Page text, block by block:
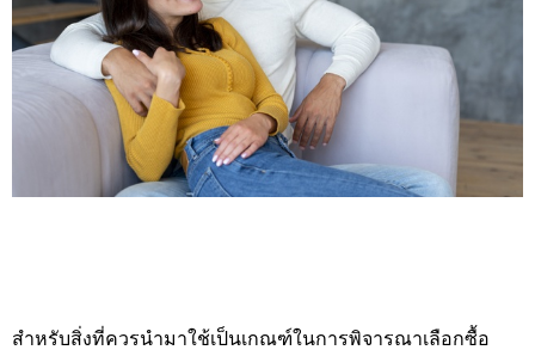
สำหรับสิ่งที่ควรนำมาใช้เป็นเกณฑ์ในการพิจารณาเลือกซื้อ